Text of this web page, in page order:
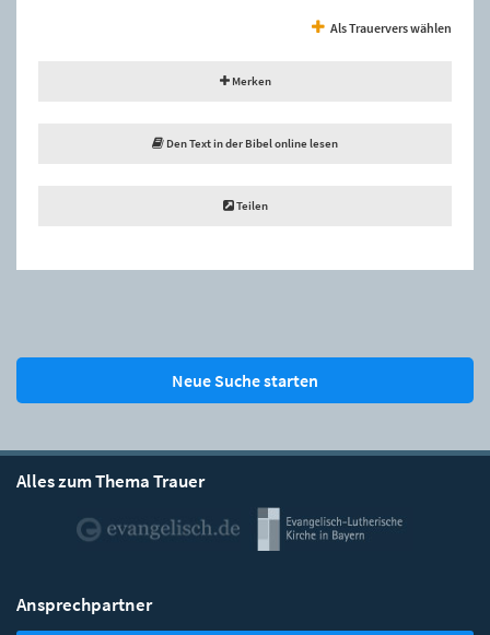
Als Trauervers wählen
Merken
Den Text in der Bibel online lesen
Teilen
Neue Suche starten
Alles zum Thema Trauer
Ansprechpartner